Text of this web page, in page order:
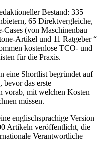
Bestand: 335
65 Direktvergleiche,
(von Maschinenbau
Artikel und 11 Ratgeber “
kostenlose TCO- und
für die Praxis.
eine Shortlist begründet auf
bevor das erste
vorab, mit welchen Kosten
müssen.
englischsprachige Version
Artikeln veröffentlicht, die
Verantwortliche